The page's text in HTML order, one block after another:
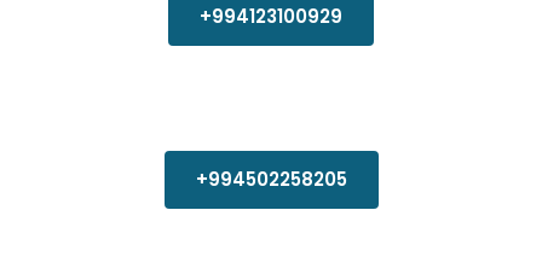
+994123100929
+994502258205